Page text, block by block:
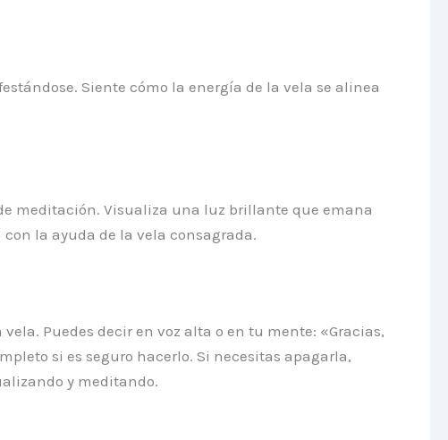
Siente cómo la energía de la vela se alinea
meditación. Visualiza una luz brillante que emana
la ayuda de la vela consagrada.
Puedes decir en voz alta o en tu mente: «Gracias,
si es seguro hacerlo. Si necesitas apagarla,
y meditando.